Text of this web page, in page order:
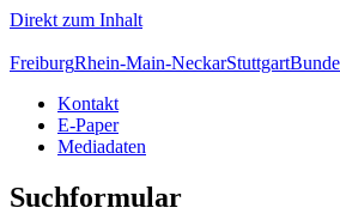
Direkt zum Inhalt
FreiburgRhein-Main-NeckarStuttgart
Kontakt
E-Paper
Mediadaten
Suchformular